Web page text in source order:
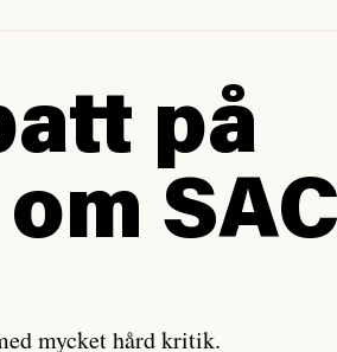
på
SAC
mycket hård kritik.